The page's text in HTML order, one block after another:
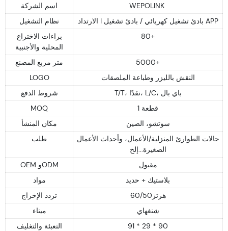
اسم الشركة
WEPOLINK
نظام التشغيل
الارتداد I بادئ تشغيل كهربائي / بادئ تشغيل APP
براءات الاختراع
المحلية والأجنبية
80+
متر مربع المصنع
5000+
LOGO
النقش بالليزر وطباعة الملصقات
شروط الدفع
T/T، نقدًا، L/C، باي بال
MOQ
1 قطعة
مكان المنشأ
سوتشو، الصين
طلب
حالات الطوارئ المنزلية/الأعمال، وأحداث الأعمال
الصغيرة...إلخ
OEM وODM
مقبول
مواد
بلاستيك + حديد
تردد الإخراج
60/50هرتز
ميناء
شنغهاي
التعبئة والتغليف
91 * 29 * 90